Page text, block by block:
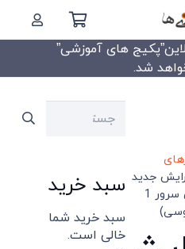
های آموزشی”
جدید
کتاب آوای سرور 1
جستجو
سبد خرید
سبد خرید شما
خالی است.